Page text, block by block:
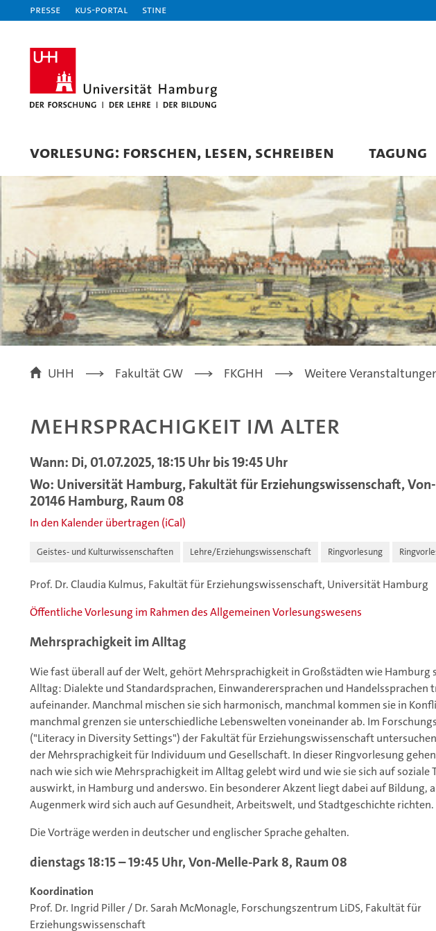
Presse KUS-Portal STiNE
VORLESUNG: FORSCHEN, LESEN, SCHREIBEN TAGUNG
UHH Fakultät GW FKGHH Weitere
Mehrsprachigkeit im Alter
Wann: Di, 01.07.2025, 18:15 Uhr bis 19:45 Uhr
Wo: Universität Hamburg, Fakultät für Erziehungswissenschaft,
20146 Hamburg, Raum 08
In den Kalender übertragen (iCal)
Geistes- und Kulturwissenschaften Lehre/Erziehungswissenschaft Ringvorlesung
Prof. Dr. Claudia Kulmus, Fakultät für Erziehungswissenschaft, Universität Hamburg
Öffentliche Vorlesung im Rahmen des Allgemeinen Vorlesungswesens
Mehrsprachigkeit im Alltag
Wie fast überall auf der Welt, gehört Mehrsprachigkeit in Großstädten wie Hamburg
Alltag: Dialekte und Standardsprachen, Einwanderersprachen und Handelssprachen
aufeinander. Manchmal mischen sie sich harmonisch, manchmal kommen sie in
manchmal grenzen sie unterschiedliche Lebenswelten voneinander ab. Im
("Literacy in Diversity Settings") der Fakultät für Erziehungswissenschaft
der Mehrsprachigkeit für Individuum und Gesellschaft. In dieser Ringvorlesung
nach wie sich wie Mehrsprachigkeit im Alltag gelebt wird und wie sie sich auf soziale
auswirkt, in Hamburg und anderswo. Ein besonderer Akzent liegt dabei auf Bildung,
Augenmerk wird sich auch auf Gesundheit, Arbeitswelt, und Stadtgeschichte richten.
Die Vorträge werden in deutscher und englischer Sprache gehalten.
dienstags 18:15 – 19:45 Uhr, Von-Melle-Park 8, Raum 08
Koordination
Prof. Dr. Ingrid Piller / Dr. Sarah McMonagle, Forschungszentrum LiDS, Fakultät für
Erziehungswissenschaft